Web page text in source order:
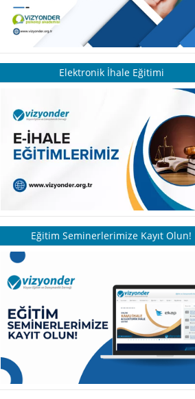
Elektronik İhale Eğitimi
Eğitim Seminerlerimize Kayıt Olun!